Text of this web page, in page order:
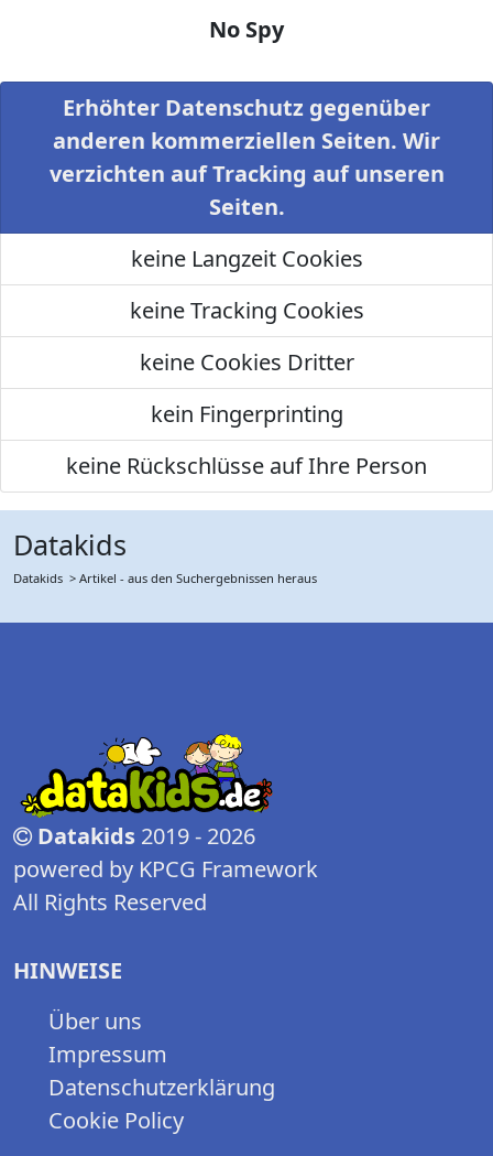
No Spy
Erhöhter Datenschutz gegenüber
anderen kommerziellen Seiten. Wir
verzichten auf Tracking auf unseren
Seiten.
keine Langzeit Cookies
keine Tracking Cookies
keine Cookies Dritter
kein Fingerprinting
keine Rückschlüsse auf Ihre Person
Datakids
Datakids > Artikel - aus den Suchergebnissen heraus
Datakids 2019 - 2026
powered by KPCG Framework
All Rights Reserved
HINWEISE
Über uns
Impressum
Datenschutzerklärung
Cookie Policy